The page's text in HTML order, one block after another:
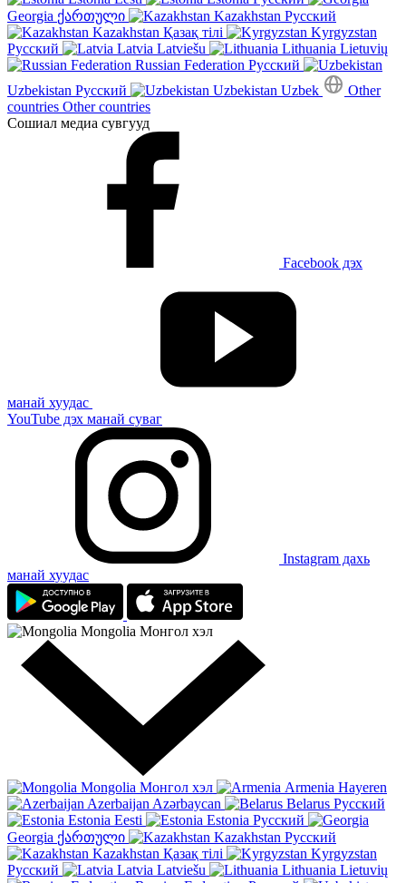
Georgia ქართული Kazakhstan Русский
Kazakhstan Қазақ тілі
Kyrgyzstan
Русский
Latvia Latviešu Lithuania Lietuvių
Russian Federation Русский
Uzbekistan Русский Uzbekistan Uzbek
Other
countries Other countries
Сошиал медиа сувгууд
Facebook дэх
манай хуудас
YouTube дэх манай суваг
Instagram дахь
манай хуудас
Mongolia Монгол хэл
Mongolia Монгол хэл Armenia Hayeren
Azerbaijan Azərbaycan Belarus Русский
Estonia Eesti Estonia Русский
Georgia ქართული Kazakhstan Русский
Kazakhstan Қазақ тілі
Kyrgyzstan
Русский
Latvia Latviešu Lithuania Lietuvių